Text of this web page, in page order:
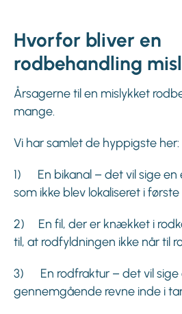
Hvorfor bliver en
rodbehandling
Årsagerne til en mislykket
mange.
Vi har samlet de hyppigste her:
1) En bikanal – det vil sige en
som ikke blev lokaliseret i
2) En fil, der er knækket i
til, at rodfyldningen ikke når til
3) En rodfraktur – det vil sige
gennemgående revne inde i